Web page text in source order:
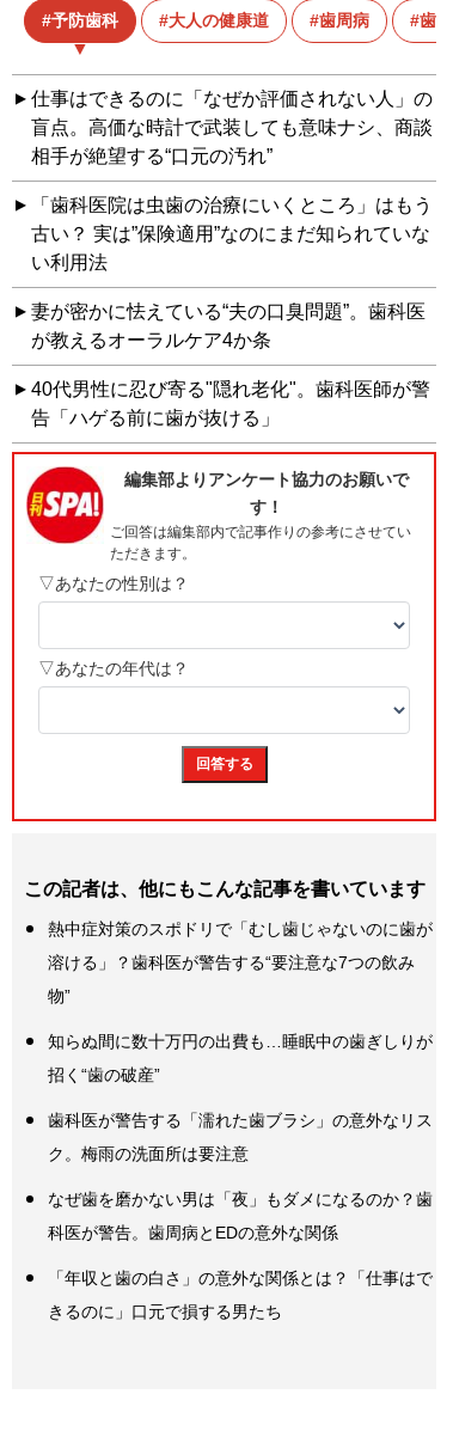
予防歯科 大人の健康道 歯周病 歯科
仕事はできるのに「なぜか評価されない人」の
盲点。高価な時計で武装しても意味ナシ、商談
相手が絶望する“口元の汚れ”
「歯科医院は虫歯の治療にいくところ」はもう
古い？ 実は”保険適用”なのにまだ知られていな
い利用法
妻が密かに怯えている“夫の口臭問題”。歯科医
が教えるオーラルケア4か条
40代男性に忍び寄る"隠れ老化"。歯科医師が警
告「ハゲる前に歯が抜ける」
この記者は、他にもこんな記事を書いています
熱中症対策のスポドリで「むし歯じゃないのに歯が
溶ける」？歯科医が警告する“要注意な7つの飲み
物”
知らぬ間に数十万円の出費も…睡眠中の歯ぎしりが
招く“歯の破産”
歯科医が警告する「濡れた歯ブラシ」の意外なリス
ク。梅雨の洗面所は要注意
なぜ歯を磨かない男は「夜」もダメになるのか？歯
科医が警告。歯周病とEDの意外な関係
「年収と歯の白さ」の意外な関係とは？「仕事はで
きるのに」口元で損する男たち